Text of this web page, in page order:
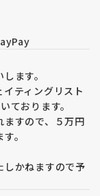
ます。
ティングリスト
ております。
すので、５万円
。
しかねますので予